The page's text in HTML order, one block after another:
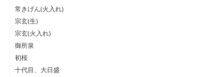
常きげん(火入れ)
宗玄(生)
宗玄(火入れ)
御所泉
初桜
十代目、大日盛